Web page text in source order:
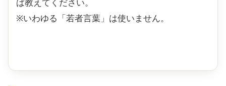
ば教えてください。
※いわゆる「若者言葉」は使いません。